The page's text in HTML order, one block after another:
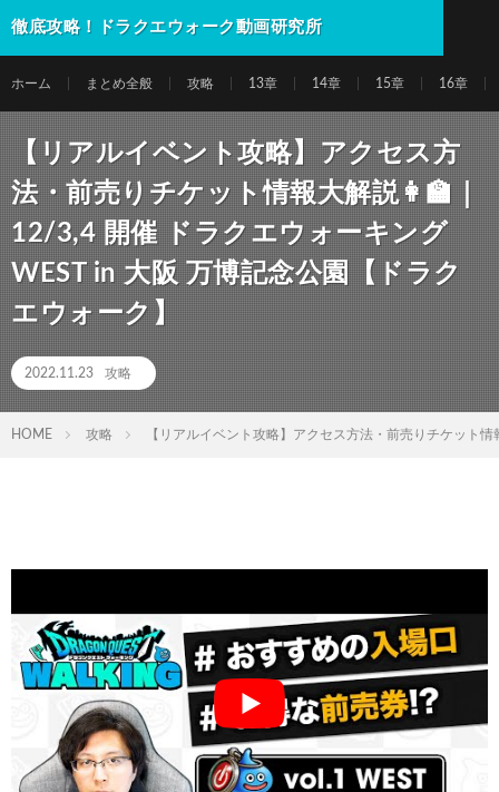
徹底攻略！ドラクエウォーク動画研究所
ホーム まとめ全般 攻略 13章 14章 15章 16章
【リアルイベント攻略】アクセス方
法・前売りチケット情報大解説👩‍🏫｜
12/3,4 開催 ドラクエウォーキング
WEST in 大阪 万博記念公園【ドラク
エウォーク】
2022.11.23 攻略
HOME 攻略 【リアルイベント攻略】アクセス方法・前売りチケット